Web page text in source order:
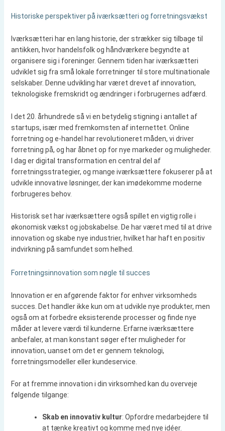
Historiske perspektiver på iværksætteri og forretningsvækst
Iværksætteri har en lang historie, der strækker sig tilbage til
antikken, hvor handelsfolk og håndværkere begyndte at
organisere sig i foreninger. Gennem tiden har iværksætteri
udviklet sig fra små lokale forretninger til store multinationale
selskaber. Denne udvikling har været drevet af innovation,
teknologiske fremskridt og ændringer i forbrugernes adfærd.
I det 20. århundrede så vi en betydelig stigning i antallet af
startups, især med fremkomsten af internettet. Online
forretning og e-handel har revolutioneret måden, vi driver
forretning på, og har åbnet op for nye markeder og muligheder.
I dag er digital transformation en central del af
forretningsstrategier, og mange iværksættere fokuserer på at
udvikle innovative løsninger, der kan imødekomme moderne
forbrugeres behov.
Historisk set har iværksættere også spillet en vigtig rolle i
økonomisk vækst og jobskabelse. De har været med til at drive
innovation og skabe nye industrier, hvilket har haft en positiv
indvirkning på samfundet som helhed.
Forretningsinnovation som nøgle til succes
Innovation er en afgørende faktor for enhver virksomheds
succes. Det handler ikke kun om at udvikle nye produkter, men
også om at forbedre eksisterende processer og finde nye
måder at levere værdi til kunderne. Erfarne iværksættere
anbefaler, at man konstant søger efter muligheder for
innovation, uanset om det er gennem teknologi,
forretningsmodeller eller kundeservice.
For at fremme innovation i din virksomhed kan du overveje
følgende tilgange:
Skab en innovativ kultur: Opfordre medarbejdere til
at tænke kreativt og komme med nye idéer.